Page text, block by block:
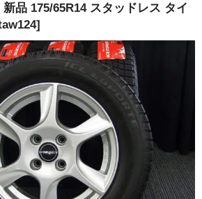
ホイール
ヤホイール
ヤホイール
ヤホイール
ヤホイール
ホイール
品 175/65R14 スタッドレス タイ